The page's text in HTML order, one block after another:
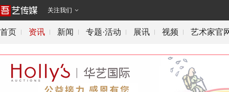
关注我们 
首页 资讯 新闻 专题·活动 展讯 视频 艺术家官